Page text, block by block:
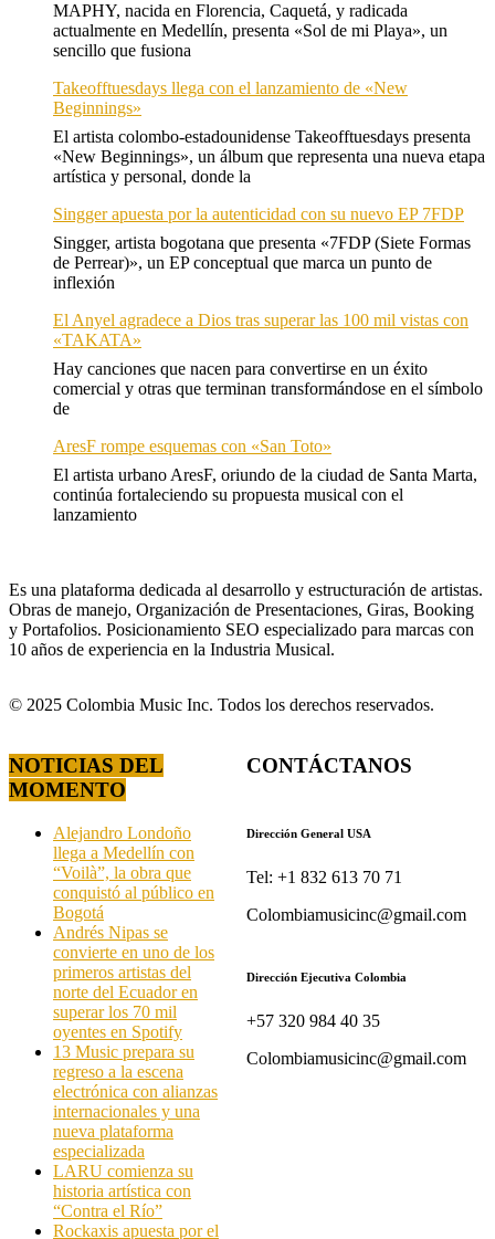
MAPHY, nacida en Florencia, Caquetá, y radicada
actualmente en Medellín, presenta «Sol de mi Playa», un
sencillo que fusiona
Takeofftuesdays llega con el lanzamiento de «New
Beginnings»
El artista colombo-estadounidense Takeofftuesdays presenta
«New Beginnings», un álbum que representa una nueva etapa
artística y personal, donde la
Singger apuesta por la autenticidad con su nuevo EP 7FDP
Singger, artista bogotana que presenta «7FDP (Siete Formas
de Perrear)», un EP conceptual que marca un punto de
inflexión
El Anyel agradece a Dios tras superar las 100 mil vistas con
«TAKATA»
Hay canciones que nacen para convertirse en un éxito
comercial y otras que terminan transformándose en el símbolo
de
AresF rompe esquemas con «San Toto»
El artista urbano AresF, oriundo de la ciudad de Santa Marta,
continúa fortaleciendo su propuesta musical con el
lanzamiento
Es una plataforma dedicada al desarrollo y estructuración de artistas.
Obras de manejo, Organización de Presentaciones, Giras, Booking
y Portafolios. Posicionamiento SEO especializado para marcas con
10 años de experiencia en la Industria Musical.
© 2025 Colombia Music Inc. Todos los derechos reservados.
NOTICIAS DEL
MOMENTO
Alejandro Londoño
llega a Medellín con
“Voilà”, la obra que
conquistó al público en
Bogotá
Andrés Nipas se
convierte en uno de los
primeros artistas del
norte del Ecuador en
superar los 70 mil
oyentes en Spotify
13 Music prepara su
regreso a la escena
electrónica con alianzas
internacionales y una
nueva plataforma
especializada
LARU comienza su
historia artística con
“Contra el Río”
Rockaxis apuesta por el
CONTÁCTANOS
Dirección General USA
Tel: +1 832 613 70 71
Colombiamusicinc@gmail.com
Dirección Ejecutiva Colombia
+57 320 984 40 35
Colombiamusicinc@gmail.com